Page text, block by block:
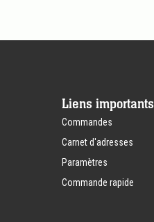
Liens importants
Commandes
Carnet d'adresses
Paramètres
Commande rapide